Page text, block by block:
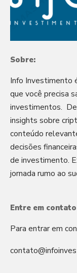
Sobre:
Info Investimento
que você precisa
investimentos.
insights sobre
conteúdo
decisões
de investimento.
jornada rumo ao
Entre em contato
Para entrar em